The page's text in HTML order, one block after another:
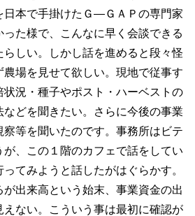
日本で手掛けたＧ―ＧＡＰの専門家
た様で、こんなに早く会談できる
らしい。しかし話を進めると段々怪
農場を見せて欲しい。現地で従事す
状況・種子やポスト・ハーベストの
どを聞きたい。さらに今後の事業
察等を聞いたのです。事務所はビテ
が、この１階のカフェで話をしてい
てみようと話したがはぐらかす。
出来高という始末、事業資金の出
えない。こういう事は最初に確認が